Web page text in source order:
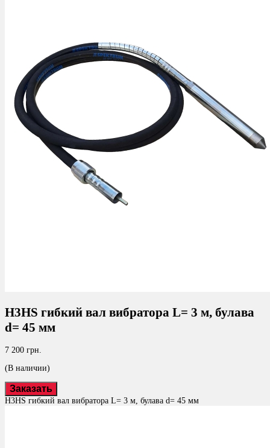
H3HS гибкий вал вибратора L= 3 м, булава
d= 45 мм
7 200 грн.
(В наличии)
Заказать
H3HS гибкий вал вибратора L= 3 м, булава d= 45 мм